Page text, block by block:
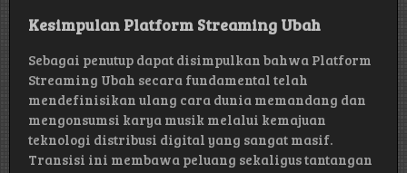
Kesimpulan Platform Streaming Ubah
Sebagai penutup dapat disimpulkan bahwa Platform
Streaming Ubah secara fundamental telah
mendefinisikan ulang cara dunia memandang dan
mengonsumsi karya musik melalui kemajuan
teknologi distribusi digital yang sangat masif.
Transisi ini membawa peluang sekaligus tantangan